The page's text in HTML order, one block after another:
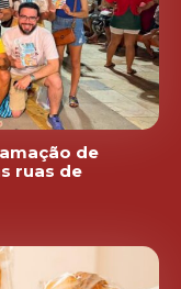
de
ruas de